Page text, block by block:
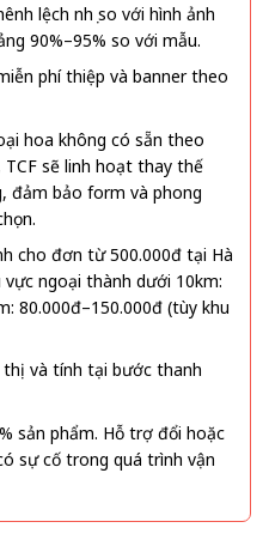
lệch nhẹ so với hình ảnh
90%–95% so với mẫu.
phí thiệp và banner theo
hoa không có sẵn theo
sẽ linh hoạt thay thế
đảm bảo form và phong
cho đơn từ 500.000đ tại Hà
vực ngoại thành dưới 10km:
80.000đ–150.000đ (tùy khu
thị và tính tại bước thanh
sản phẩm. Hỗ trợ đổi hoặc
sự cố trong quá trình vận